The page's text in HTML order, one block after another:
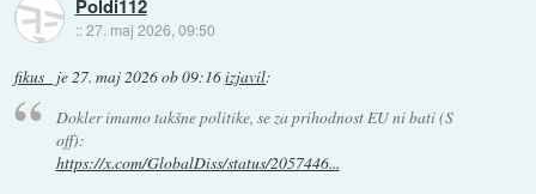
Poldi112
::27. maj 2026, 09:50
fikus_ je27. maj 2026 ob 09:16izjavil:
Dokler imamo takšne politike, se za prihodnost EU ni bati (S
off):
https://x.com/GlobalDiss/status/2057446...